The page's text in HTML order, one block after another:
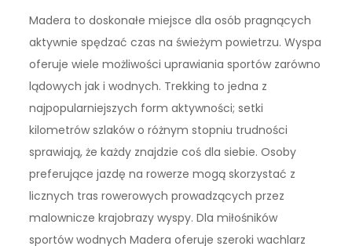
Madera to doskonałe miejsce dla osób pragnących
aktywnie spędzać czas na świeżym powietrzu. Wyspa
oferuje wiele możliwości uprawiania sportów zarówno
lądowych jak i wodnych. Trekking to jedna z
najpopularniejszych form aktywności; setki
kilometrów szlaków o różnym stopniu trudności
sprawiają, że każdy znajdzie coś dla siebie. Osoby
preferujące jazdę na rowerze mogą skorzystać z
licznych tras rowerowych prowadzących przez
malownicze krajobrazy wyspy. Dla miłośników
sportów wodnych Madera oferuje szeroki wachlarz